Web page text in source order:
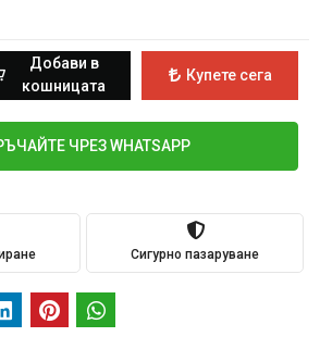
Добави в
кошницата
Купете сега
ЧРЕЗ WHATSAPP
Сигурно пазаруване